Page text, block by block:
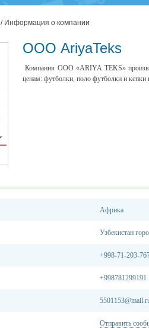
/ Информация о компании
ООО AriyaTeks
Компания OOO «ARIYA TEKS»
ценам: футболки, поло футболки и
Африка
Узбекистан
+998-71-203-
+998781299191
Отправить